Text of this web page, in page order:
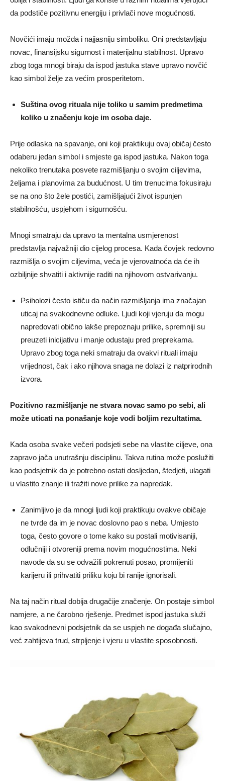
da podstiče pozitivnu energiju i privlači nove mogućnosti.
Novčići imaju možda i najjasniju simboliku. Oni predstavljaju
novac, finansijsku sigurnost i materijalnu stabilnost. Upravo
zbog toga mnogi biraju da ispod jastuka stave upravo novčić
kao simbol želje za većim prosperitetom.
Suština ovog rituala nije toliko u samim predmetima
koliko u značenju koje im osoba daje.
Prije odlaska na spavanje, oni koji praktikuju ovaj običaj često
odaberu jedan simbol i smjeste ga ispod jastuka. Nakon toga
nekoliko trenutaka posvete razmišljanju o svojim ciljevima,
željama i planovima za budućnost. U tim trenucima fokusiraju
se na ono što žele postići, zamišljajući život ispunjen
stabilnošću, uspjehom i sigurnošću.
Mnogi smatraju da upravo ta mentalna usmjerenost
predstavlja najvažniji dio cijelog procesa. Kada čovjek redovno
razmišlja o svojim ciljevima, veća je vjerovatnoća da će ih
ozbiljnije shvatiti i aktivnije raditi na njihovom ostvarivanju.
Psiholozi često ističu da način razmišljanja ima značajan
uticaj na svakodnevne odluke. Ljudi koji vjeruju da mogu
napredovati obično lakše prepoznaju prilike, spremniji su
preuzeti inicijativu i manje odustaju pred preprekama.
Upravo zbog toga neki smatraju da ovakvi rituali imaju
vrijednost, čak i ako njihova snaga ne dolazi iz natprirodnih
izvora.
Pozitivno razmišljanje ne stvara novac samo po sebi, ali
može uticati na ponašanje koje vodi boljim rezultatima.
Kada osoba svake večeri podsjeti sebe na vlastite ciljeve, ona
zapravo jača unutrašnju disciplinu. Takva rutina može poslužiti
kao podsjetnik da je potrebno ostati dosljedan, štedjeti, ulagati
u vlastito znanje ili tražiti nove prilike za napredak.
Zanimljivo je da mnogi ljudi koji praktikuju ovakve običaje
ne tvrde da im je novac doslovno pao s neba. Umjesto
toga, često govore o tome kako su postali motivisaniji,
odlučniji i otvoreniji prema novim mogućnostima. Neki
navode da su se odvažili pokrenuti posao, promijeniti
karijeru ili prihvatiti priliku koju bi ranije ignorisali.
Na taj način ritual dobija drugačije značenje. On postaje simbol
namjere, a ne čarobno rješenje. Predmet ispod jastuka služi
kao svakodnevni podsjetnik da se uspjeh ne događa slučajno,
već zahtijeva trud, strpljenje i vjeru u vlastite sposobnosti.